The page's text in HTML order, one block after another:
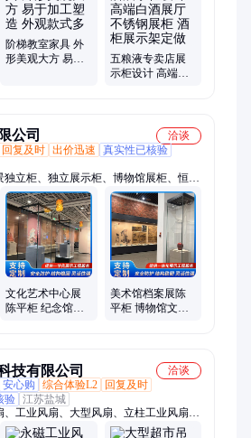
阶梯教室家具 外
形美观大方 易于
五粮液专卖店展
示柜设计 高端白
公司
洽谈
回复及时 出价迅速
真实性已核验
独立柜、独立展示柜、博物馆展柜、恒温
文化艺术中心展
陈平柜 纪念馆博
美术馆档案展陈
平柜 博物馆文物
技有限公司
洽谈
安心购 综合体验L2
回复及时
验 江苏盐城
、工业风扇、大型风扇、立柱工业风扇、
永磁工业吊扇、大型工业吊扇、风扇、商